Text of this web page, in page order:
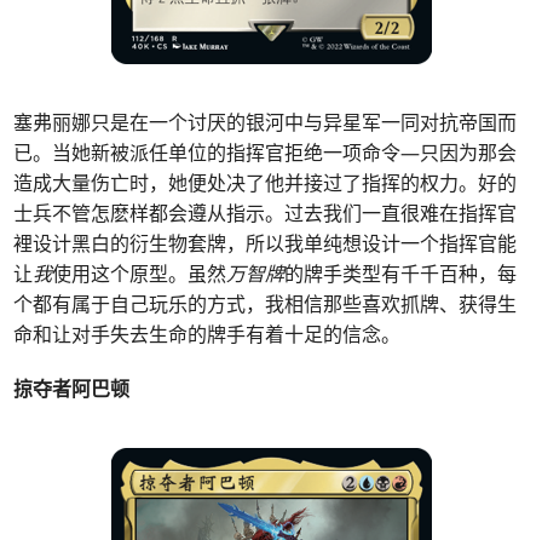
塞弗丽娜只是在一个讨厌的银河中与异星军一同对抗帝国而
已。当她新被派任单位的指挥官拒绝一项命令—只因为那会
造成大量伤亡时，她便处决了他并接过了指挥的权力。好的
士兵不管怎麽样都会遵从指示。过去我们一直很难在指挥官
裡设计黑白的衍生物套牌，所以我单纯想设计一个指挥官能
让我使用这个原型。虽然万智牌的牌手类型有千千百种，每
个都有属于自己玩乐的方式，我相信那些喜欢抓牌、获得生
命和让对手失去生命的牌手有着十足的信念。
掠夺者阿巴顿